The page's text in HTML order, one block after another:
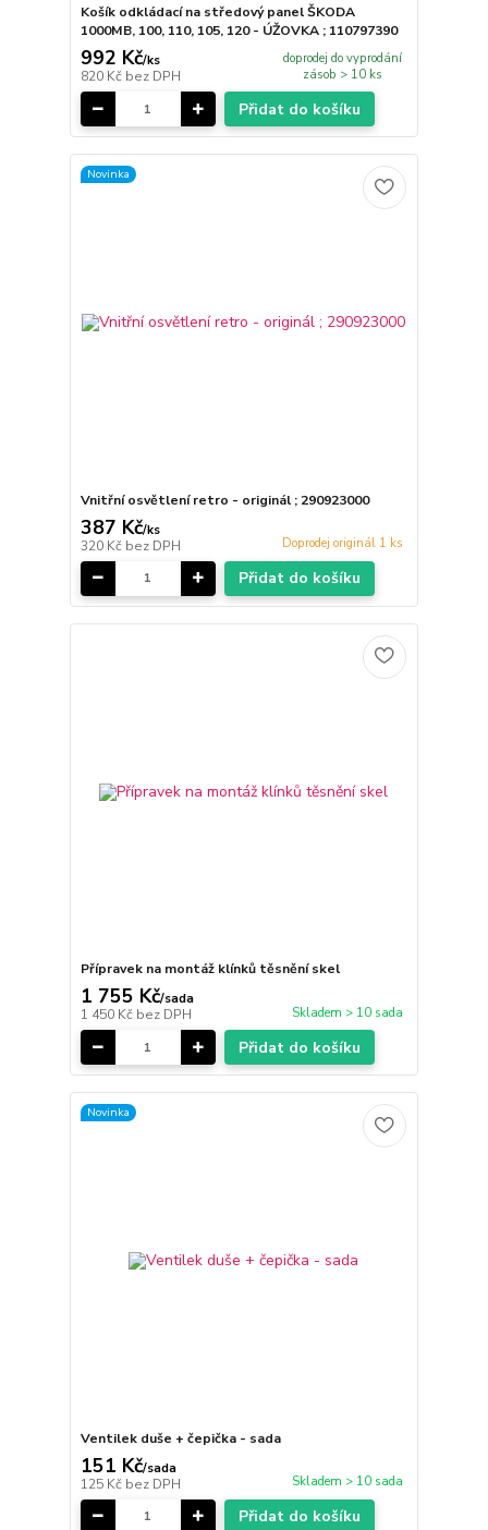
Košík odkládací na středový panel ŠKODA
1000MB, 100, 110, 105, 120 - ÚŽOVKA ; 110797390
992 Kč/ks
820 Kč bez DPH
doprodej do vyprodání
zásob > 10 ks
Přidat do košíku
Novinka
Vnitřní osvětlení retro - originál ; 290923000
387 Kč/ks
320 Kč bez DPH Doprodej originál 1 ks
Přidat do košíku
Přípravek na montáž klínků těsnění skel
1 755 Kč/sada
1 450 Kč bez DPH Skladem > 10 sada
Přidat do košíku
Novinka
Ventilek duše + čepička - sada
151 Kč/sada
125 Kč bez DPH Skladem > 10 sada
Přidat do košíku